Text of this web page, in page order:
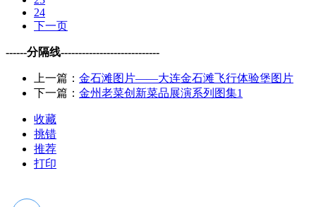
24
下一页
------分隔线----------------------------
上一篇： 金石滩图片——大连金石滩飞行体验堡图片
下一篇： 金州老菜创新菜品展演系列图集1
收藏
挑错
推荐
打印